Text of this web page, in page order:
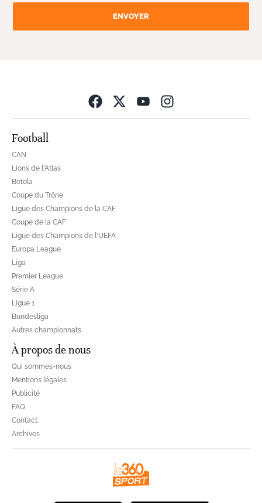
ENVOYER
Football
CAN
Lions de l'Atlas
Botola
Coupe du Trône
Ligue des Champions de la CAF
Coupe de la CAF
Ligue des Champions de l'UEFA
Europa League
Liga
Premier League
Série A
Ligue 1
Bundesliga
Autres championnats
À propos de nous
Qui sommes-nous
Mentions légales
Publicité
FAQ
Contact
Archives